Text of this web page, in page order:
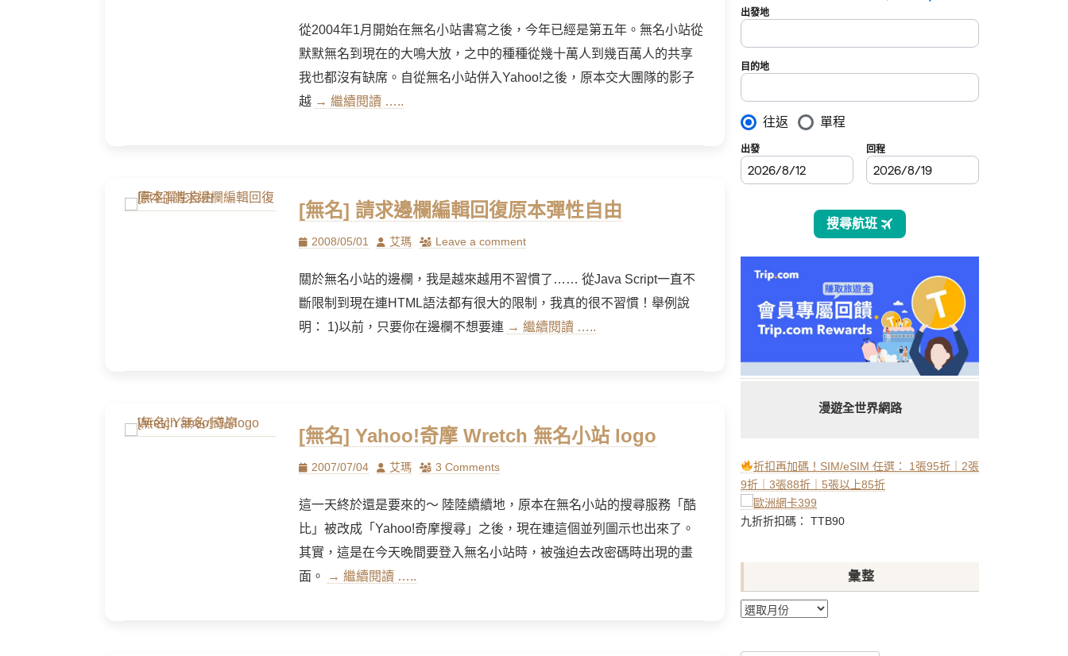
從2004年1月開始在無名小站書寫之後，今年已經是第五年。無名小站從
默默無名到現在的大鳴大放，之中的種種從幾十萬人到幾百萬人的共享
我也都沒有缺席。自從無名小站併入Yahoo!之後，原本交大團隊的影子
越 → 繼續閱讀 …..
[無名] 請求邊欄編輯回復原本彈性自由
Posted
2008/05/01 Author
艾瑪 Leave a comment
關於無名小站的邊欄，我是越來越用不習慣了…… 從Java Script一直不
斷限制到現在連HTML語法都有很大的限制，我真的很不習慣！舉例說
明： 1)以前，只要你在邊欄不想要連 → 繼續閱讀 …..
[無名] Yahoo!奇摩 Wretch 無名小站 logo
Posted
2007/07/04 Author
艾瑪 3 Comments
這一天終於還是要來的～ 陸陸續續地，原本在無名小站的搜尋服務「酷
比」被改成「Yahoo!奇摩搜尋」之後，現在連這個並列圖示也出來了。
其實，這是在今天晚間要登入無名小站時，被強迫去改密碼時出現的畫
面。
→ 繼續閱讀 …..
漫遊全世界網路
折扣再加碼！SIM/eSIM 任選： 1張95折｜2張
9折｜3張88折｜5張以上85折
九折折扣碼： TTB90
彙整
彙